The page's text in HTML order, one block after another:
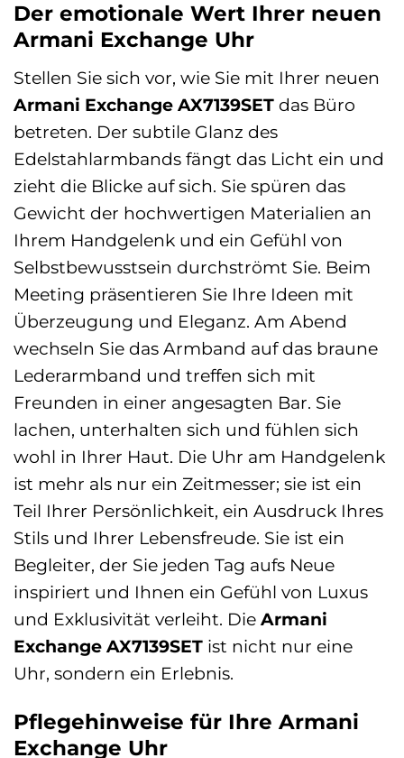
Der emotionale Wert Ihrer neuen
Armani Exchange Uhr
Stellen Sie sich vor, wie Sie mit Ihrer neuen
Armani Exchange AX7139SET das Büro
betreten. Der subtile Glanz des
Edelstahlarmbands fängt das Licht ein und
zieht die Blicke auf sich. Sie spüren das
Gewicht der hochwertigen Materialien an
Ihrem Handgelenk und ein Gefühl von
Selbstbewusstsein durchströmt Sie. Beim
Meeting präsentieren Sie Ihre Ideen mit
Überzeugung und Eleganz. Am Abend
wechseln Sie das Armband auf das braune
Lederarmband und treffen sich mit
Freunden in einer angesagten Bar. Sie
lachen, unterhalten sich und fühlen sich
wohl in Ihrer Haut. Die Uhr am Handgelenk
ist mehr als nur ein Zeitmesser; sie ist ein
Teil Ihrer Persönlichkeit, ein Ausdruck Ihres
Stils und Ihrer Lebensfreude. Sie ist ein
Begleiter, der Sie jeden Tag aufs Neue
inspiriert und Ihnen ein Gefühl von Luxus
und Exklusivität verleiht. Die Armani
Exchange AX7139SET ist nicht nur eine
Uhr, sondern ein Erlebnis.
Pflegehinweise für Ihre Armani
Exchange Uhr